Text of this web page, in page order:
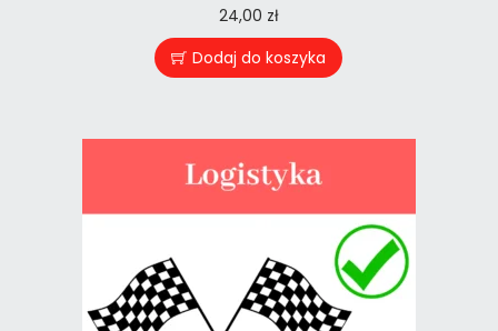
24,00 zł
Dodaj do koszyka